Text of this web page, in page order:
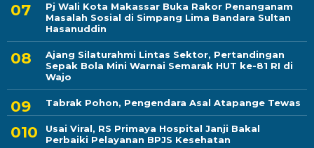
Pj Wali Kota Makassar Buka Rakor Penanganam
Masalah Sosial di Simpang Lima Bandara Sultan
Hasanuddin
Ajang Silaturahmi Lintas Sektor, Pertandingan
Sepak Bola Mini Warnai Semarak HUT ke-81 RI di
Wajo
Tabrak Pohon, Pengendara Asal Atapange Tewas
Usai Viral, RS Primaya Hospital Janji Bakal
Perbaiki Pelayanan BPJS Kesehatan